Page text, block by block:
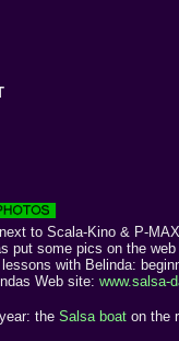
to Scala-Kino & P-
put some pics on the web
with Belinda:
Web site: www.salsa-
the Salsa boat on the